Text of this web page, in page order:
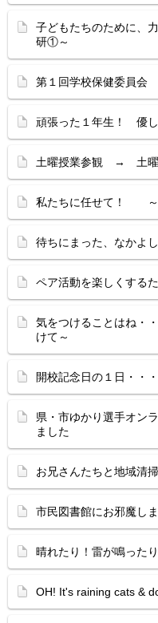
子どもたちのために
研①～
第１回学校保健委員会
頑張った１年生！ 優
土曜授業参観 → 土曜
私たちに任せて！ ～
待ちにまった、なか
ペア活動を楽しくす
気をつけることはね
けて～
開校記念日の１日・・・
県・市ゆかり選手オン
ました
お兄さんたちと地域
市民図書館にお邪魔し
晴れたり！雷が鳴っ
OH! It's raining cats